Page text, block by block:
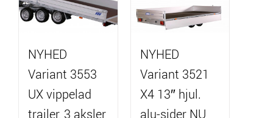
NYHED
Variant 3553
UX vippelad
NYHED
Variant 3521
X4 13″ hjul.